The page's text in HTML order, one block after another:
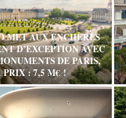
MET AUX ENCHÈRES
D’EXCEPTION AVEC
DE PARIS,
PRIX : 7,5 M€ !